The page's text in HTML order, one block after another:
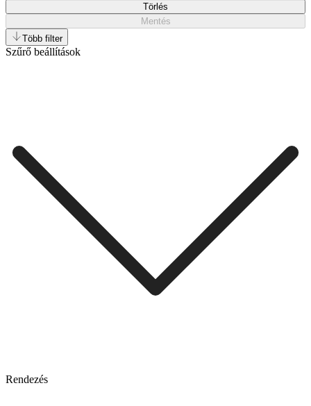
Törlés
Mentés
Több filter
Szűrő beállítások
Rendezés